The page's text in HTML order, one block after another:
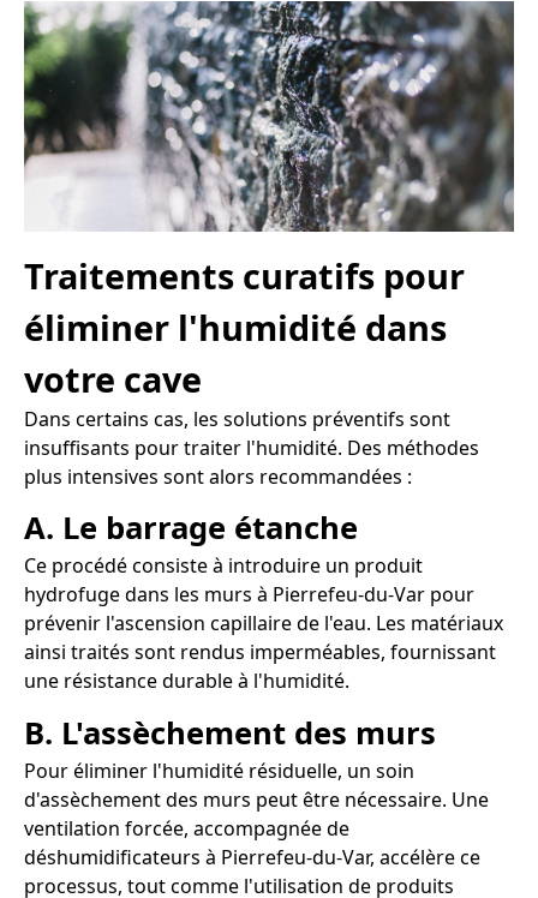
Traitements curatifs pour
éliminer l'humidité dans
votre cave
Dans certains cas, les solutions préventifs sont
insuffisants pour traiter l'humidité. Des méthodes
plus intensives sont alors recommandées :
A. Le barrage étanche
Ce procédé consiste à introduire un produit
hydrofuge dans les murs à Pierrefeu-du-Var pour
prévenir l'ascension capillaire de l'eau. Les matériaux
ainsi traités sont rendus imperméables, fournissant
une résistance durable à l'humidité.
B. L'assèchement des murs
Pour éliminer l'humidité résiduelle, un soin
d'assèchement des murs peut être nécessaire. Une
ventilation forcée, accompagnée de
déshumidificateurs à Pierrefeu-du-Var, accélère ce
processus, tout comme l'utilisation de produits